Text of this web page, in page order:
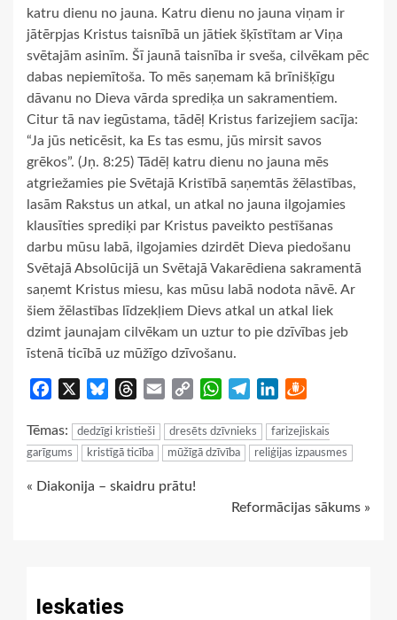
katru dienu no jauna. Katru dienu no jauna viņam ir
jātērpjas Kristus taisnībā un jātiek šķīstītam ar Viņa
svētajām asinīm. Šī jaunā taisnība ir sveša, cilvēkam pēc
dabas nepiemītoša. To mēs saņemam kā brīnišķīgu
dāvanu no Dieva vārda sprediķa un sakramentiem.
Citur tā nav iegūstama, tādēļ Kristus farizejiem sacīja:
“Ja jūs neticēsit, ka Es tas esmu, jūs mirsit savos
grēkos”. (Jņ. 8:25) Tādēļ katru dienu no jauna mēs
atgriežamies pie Svētajā Kristībā saņemtās žēlastības,
lasām Rakstus un atkal, un atkal no jauna ilgojamies
klausīties sprediķi par Kristus paveikto pestīšanas
darbu mūsu labā, ilgojamies dzirdēt Dieva piedošanu
Svētajā Absolūcijā un Svētajā Vakarēdiena sakramentā
saņemt Kristus miesu, kas mūsu labā nodota nāvē. Ar
šiem žēlastības līdzekļiem Dievs atkal un atkal liek
dzimt jaunajam cilvēkam un uztur to pie dzīvības jeb
īstenā ticībā uz mūžīgo dzīvošanu.
Facebook BlueskyThreads
Email
Copy
WhatsApp
TelegramLinkedIn
Tēmas: dedzīgi kristieši dresēts dzīvnieks
farizejiskais
garīgums
kristīgā ticība mūžīgā dzīvība reliģijas izpausmes
Continue
« Diakonija – skaidru prātu!
Reformācijas sākums »
Ieskaties